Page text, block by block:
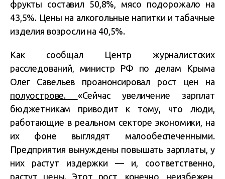
фрукты составил 50,8%, мясо подорожало на
43,5%. Цены на алкогольные напитки и табачные
изделия возросли на 40,5%.
Как сообщал Центр журналистских
расследований, министр РФ по делам Крыма
Олег Савельев проанонсировал рост цен на
полуострове. «Сейчас увеличение зарплат
бюджетникам приводит к тому, что люди,
работающие в реальном секторе экономики, на
их фоне выглядят малообеспеченными.
Предприятия вынуждены повышать зарплаты, у
них растут издержки — и, соответственно,
растут цены. Этот рост, конечно, неизбежен,